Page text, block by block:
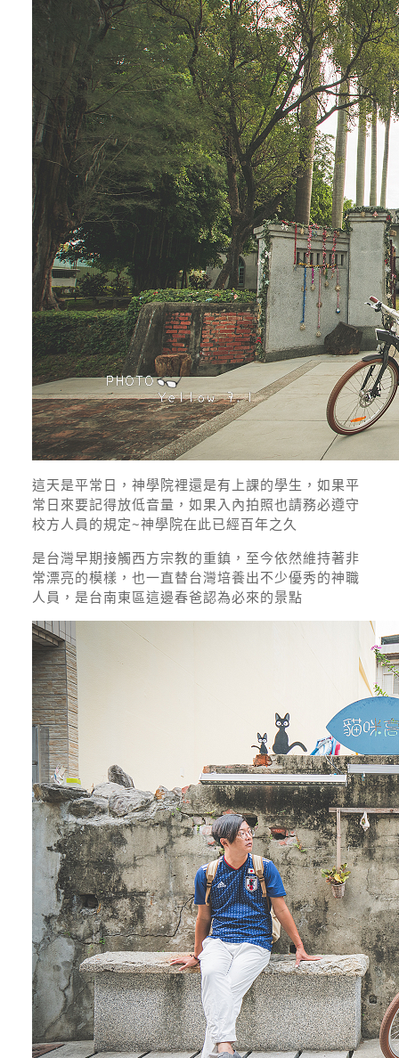
這天是平常日，神學院裡還是有上課的學生，如果平
常日來要記得放低音量，如果入內拍照也請務必遵守
校方人員的規定~神學院在此已經百年之久
是台灣早期接觸西方宗教的重鎮，至今依然維持著非
常漂亮的模樣，也一直替台灣培養出不少優秀的神職
人員，是台南東區這邊春爸認為必來的景點